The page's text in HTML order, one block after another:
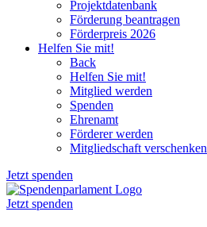
Projektdatenbank
Förderung beantragen
Förderpreis 2026
Helfen Sie mit!
Back
Helfen Sie mit!
Mitglied werden
Spenden
Ehrenamt
Förderer werden
Mitgliedschaft verschenken
Jetzt spenden
Jetzt spenden